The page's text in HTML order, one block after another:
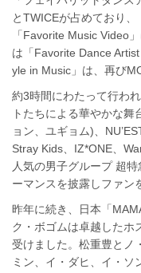
とTWICEが占めており、
「Favorite Music Video
は「Favorite Dance
yle in Music」は、再び
約3時間にわたって行わ
トたちによる華やかな
ョン、ユギョム)、
Stray Kids、IZ*ONE、
人気の男子グループ 超
ーマンスを披露しファン
昨年に続き、日本「
ク・ボゴムは卓越したホ
受けました。松重豊とノ
ミン、イ・ダヒ、イ・ソ